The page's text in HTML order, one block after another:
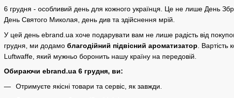
6 грудня - особливий день для кожного українця. Це не лише День
День Святого Миколая, день див та здійснення мрій.
У цей день ebrand.ua хоче подарувати вам не лише радість від
грудня, ми додамо благодійний підвісний ароматизатор .
Luftwaffe, який мужньо боронить нашу країну на передовій.
Обираючи ebrand.ua 6 грудня, ви:
Отримуєте якісні товари та сервіс, як завжди.